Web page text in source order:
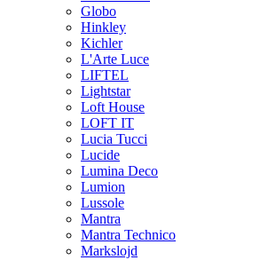
Globo
Hinkley
Kichler
L'Arte Luce
LIFTEL
Lightstar
Loft House
LOFT IT
Lucia Tucci
Lucide
Lumina Deco
Lumion
Lussole
Mantra
Mantra Technico
Markslojd